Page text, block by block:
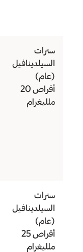
سترات
السيلدينافيل
(عام)
أقراص 20
ملليغرام
سترات
السيلدينافيل
(عام)
أقراص 25
ملليغرام